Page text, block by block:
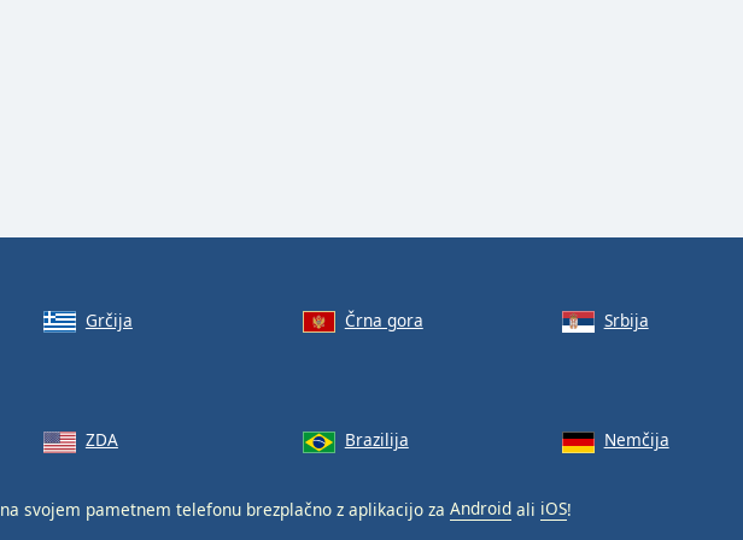
Grčija Črna gora
Srbija
ZDA Brazilija Nemčija
na svojem pametnem telefonu brezplačno z aplikacijo za Android ali iOS!